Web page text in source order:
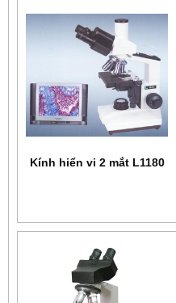
Kính hiển vi 2 mắt L1180